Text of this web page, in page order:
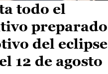
todo el
preparado
del eclipse
12 de agosto